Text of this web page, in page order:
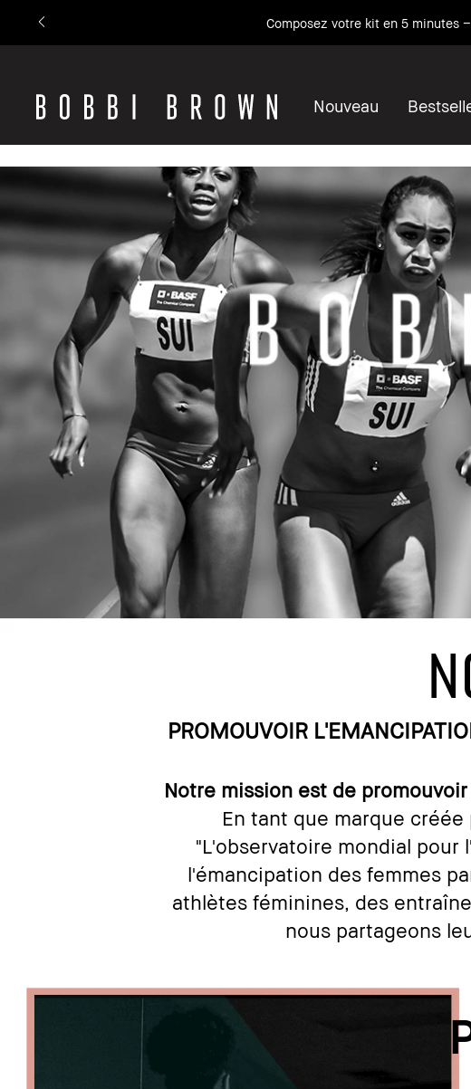
Composez votre kit en 5 minutes
Nouveau
PROMOUVOIR
Notre mission est de
En tant que marque
"L'observatoire mondial
l'émancipation des femmes
athlètes féminines, des
nous partageons